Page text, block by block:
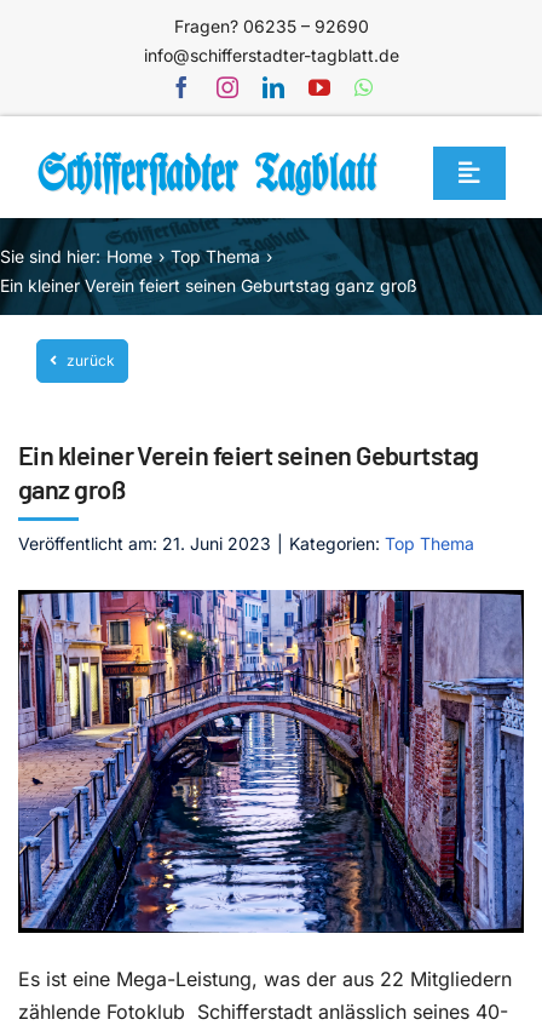
Fragen? 06235 – 92690
info@schifferstadter-tagblatt.de
Toggle
Home
Themen
Blog
Unternehmen
Mediathek
Jetzt abonnieren
Sie sind hier: Home
Top Thema
Ein kleiner Verein feiert seinen Geburtstag ganz groß
zurück
Ein kleiner Verein feiert seinen Geburtstag
ganz groß
Veröffentlicht am: 21. Juni 2023 Kategorien: Top Thema
Es ist eine Mega-Leistung, was der aus 22 Mitgliedern
zählende Fotoklub Schifferstadt anlässlich seines 40-